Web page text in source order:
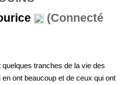
(Connecté
tranches de la vie des
ont beaucoup et de ceux qui ont